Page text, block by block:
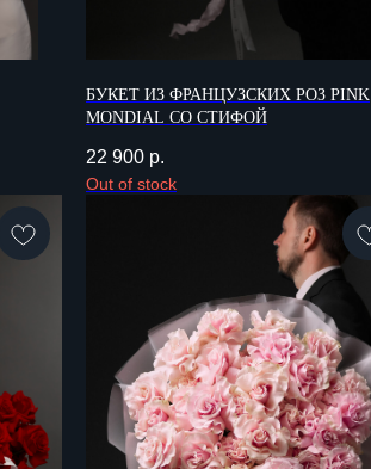
БУКЕТ ИЗ ФРАНЦУЗСКИХ РОЗ PINK
MONDIAL СО СТИФОЙ
22 900 р.
Out of stock